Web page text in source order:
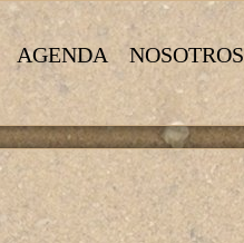
AGENDA NOSOTROS